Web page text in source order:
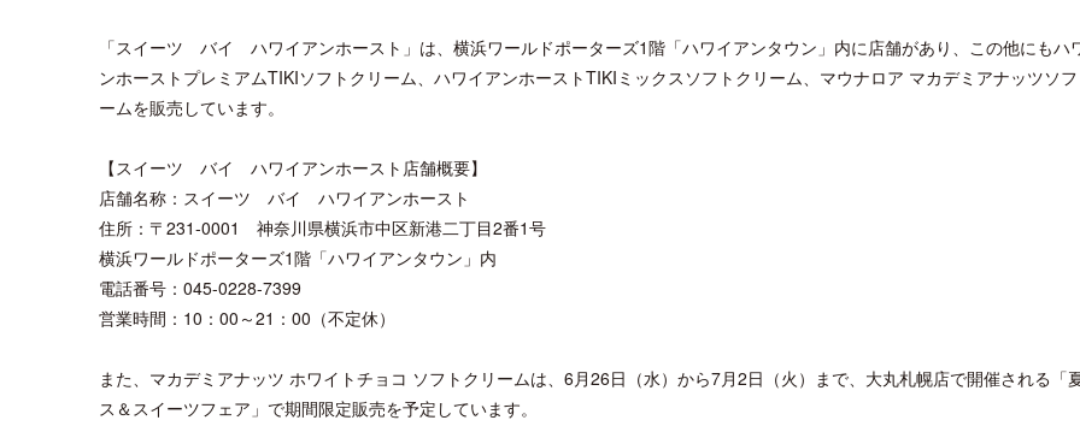
「スイーツ バイ ハワイアンホースト」は、横浜ワールドポーターズ1階「ハワイアンタウン」内に店舗があり、この他にもハ
ンホーストプレミアムTIKIソフトクリーム、ハワイアンホーストTIKIミックスソフトクリーム、マウナロア マカデミアナッツソフ
ームを販売しています。
【スイーツ バイ ハワイアンホースト店舗概要】
店舗名称：スイーツ バイ ハワイアンホースト
住所：〒231-0001 神奈川県横浜市中区新港二丁目2番1号
横浜ワールドポーターズ1階「ハワイアンタウン」内
電話番号：045-0228-7399
営業時間：10：00～21：00（不定休）
また、マカデミアナッツ ホワイトチョコ ソフトクリームは、6月26日（水）から7月2日（火）まで、大丸札幌店で開催される「
ス＆スイーツフェア」で期間限定販売を予定しています。